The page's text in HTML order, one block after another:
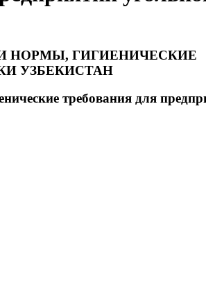
НОРМЫ, ГИГИЕНИЧЕСКИЕ
УЗБЕКИСТАН
требования для